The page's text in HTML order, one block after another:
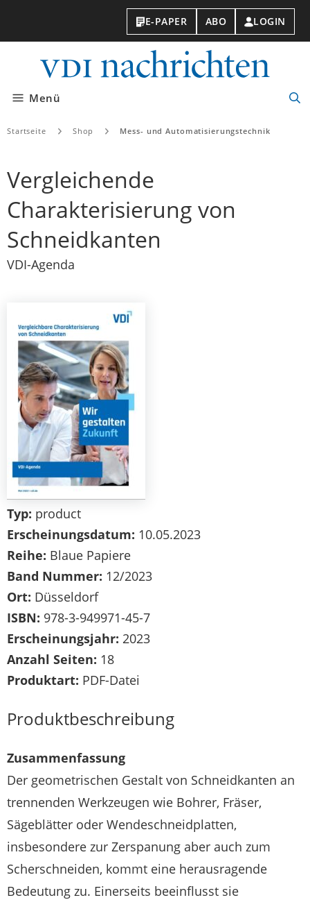
E-PAPER ABO LOGIN
Menü
Startseite Shop Mess- und Automatisierungstechnik
Vergleichende
Charakterisierung von
Schneidkanten
VDI-Agenda
Typ: product
Erscheinungsdatum: 10.05.2023
Reihe: Blaue Papiere
Band Nummer: 12/2023
Ort: Düsseldorf
ISBN: 978-3-949971-45-7
Erscheinungsjahr: 2023
Anzahl Seiten: 18
Produktart: PDF-Datei
Produktbeschreibung
Zusammenfassung
Der geometrischen Gestalt von Schneidkanten an
trennenden Werkzeugen wie Bohrer, Fräser,
Sägeblätter oder Wendeschneidplatten,
insbesondere zur Zerspanung aber auch zum
Scherschneiden, kommt eine herausragende
Bedeutung zu. Einerseits beeinflusst sie